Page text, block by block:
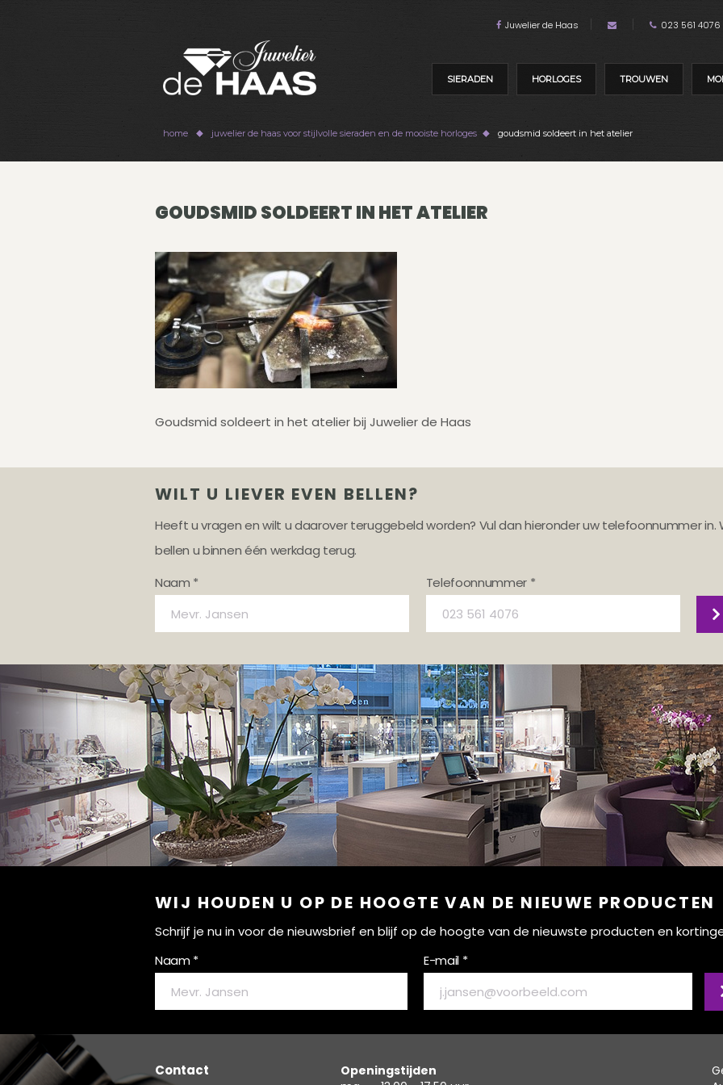
Juwelier de Haas 023 561 4076
SIERADEN HORLOGES TROUWEN
home juwelier de haas voor stijlvolle sieraden en de mooiste horloges goudsmid soldeert in het atelier
GOUDSMID SOLDEERT IN HET ATELIER
Goudsmid soldeert in het atelier bij Juwelier de Haas
WILT U LIEVER EVEN BELLEN?
Heeft u vragen en wilt u daarover teruggebeld worden? Vul dan hieronder uw telefoonnummer in.
bellen u binnen één werkdag terug.
Naam *
Telefoonnummer *
WIJ HOUDEN U OP DE HOOGTE VAN DE NIEUWE PRODUCTEN
Schrijf je nu in voor de nieuwsbrief en blijf op de hoogte van de nieuwste producten en
Naam *
E-mail *
Contact
Openingstijden